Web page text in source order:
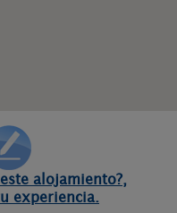
alojamiento?,
experiencia.